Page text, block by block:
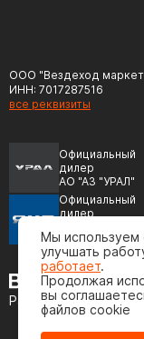
ООО "Вездеход
ИНН: 7017287516
все реквизиты
Официальный
дилер
АО "АЗ "УРАЛ"
Официальный
дилер
(ЯМЗ)
Разработка сайта
Мы используем
улучшать
работает.
Продолжая
вы
файлов cookie